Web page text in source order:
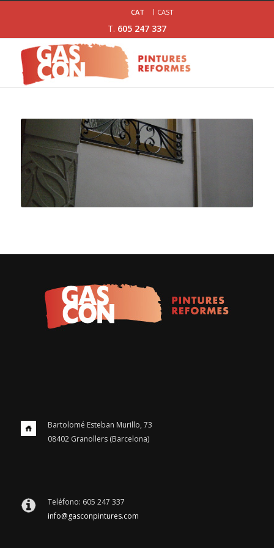
CAT CAST
T. 605 247 337
Bartolomé Esteban Murillo, 73
08402 Granollers (Barcelona)
Teléfono: 605 247 337
info@gasconpintures.com